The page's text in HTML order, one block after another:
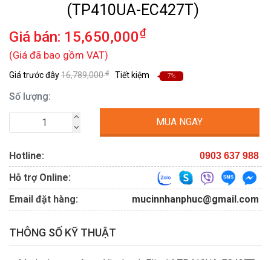
(TP410UA-EC427T)
Giá bán: 15,650,000₫
(Giá đã bao gồm VAT)
Giá trước đây16,789,000₫ Tiết kiệm 7%
Số lượng:
MUA NGAY
Hotline: 0903 637 988
Hỗ trợ Online:
Email đặt hàng:
mucinnhanphuc@gmail.com
THÔNG SỐ KỸ THUẬT